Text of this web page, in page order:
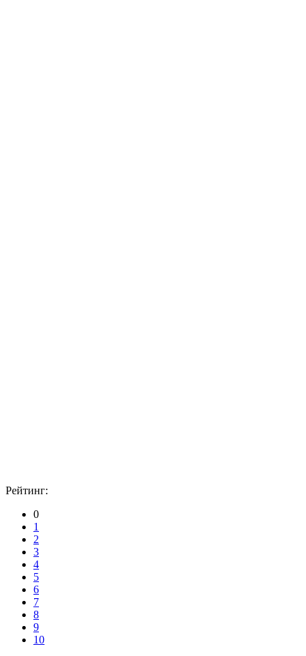
Рейтинг:
0
1
2
3
4
5
6
7
8
9
10